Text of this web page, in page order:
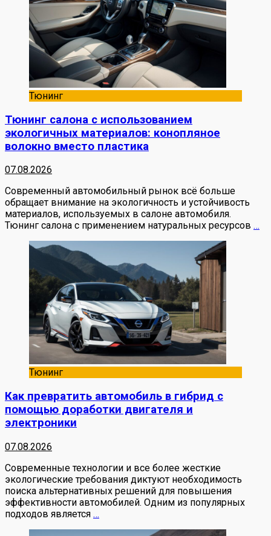
Тюнинг
Тюнинг салона с использованием
экологичных материалов: конопляное
волокно вместо пластика
07.08.2026
Современный автомобильный рынок всё больше
обращает внимание на экологичность и устойчивость
материалов, используемых в салоне автомобиля.
Тюнинг салона с применением натуральных ресурсов …
Тюнинг
Как превратить автомобиль в гибрид с
помощью доработки двигателя и
электроники
07.08.2026
Современные технологии и все более жесткие
экологические требования диктуют необходимость
поиска альтернативных решений для повышения
эффективности автомобилей. Одним из популярных
подходов является …